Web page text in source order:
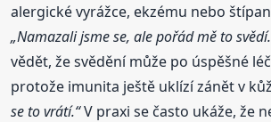
alergické vyrážce, ekzému nebo
„Namazali jsme se, ale pořád mě to
vědět, že svědění může po úspěšné
protože imunita ještě uklízí zánět v
se to vrátí.“V praxi se často ukáže, že